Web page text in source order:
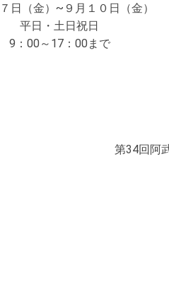
日（金）~９月１０日（金）
平日・土日祝日
9：00～17：00まで
第34回阿武